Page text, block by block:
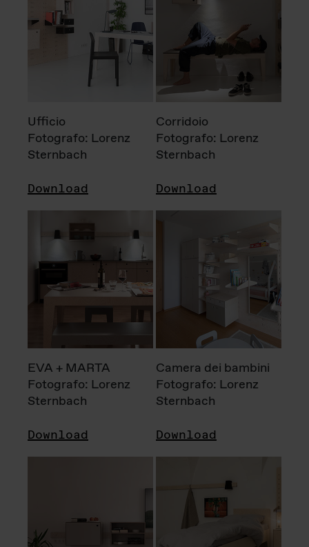
Ufficio
Fotografo: Lorenz
Sternbach
Download
Corridoio
Fotografo: Lorenz
Sternbach
Download
EVA + MARTA
Fotografo: Lorenz
Sternbach
Download
Camera dei bambini
Fotografo: Lorenz
Sternbach
Download